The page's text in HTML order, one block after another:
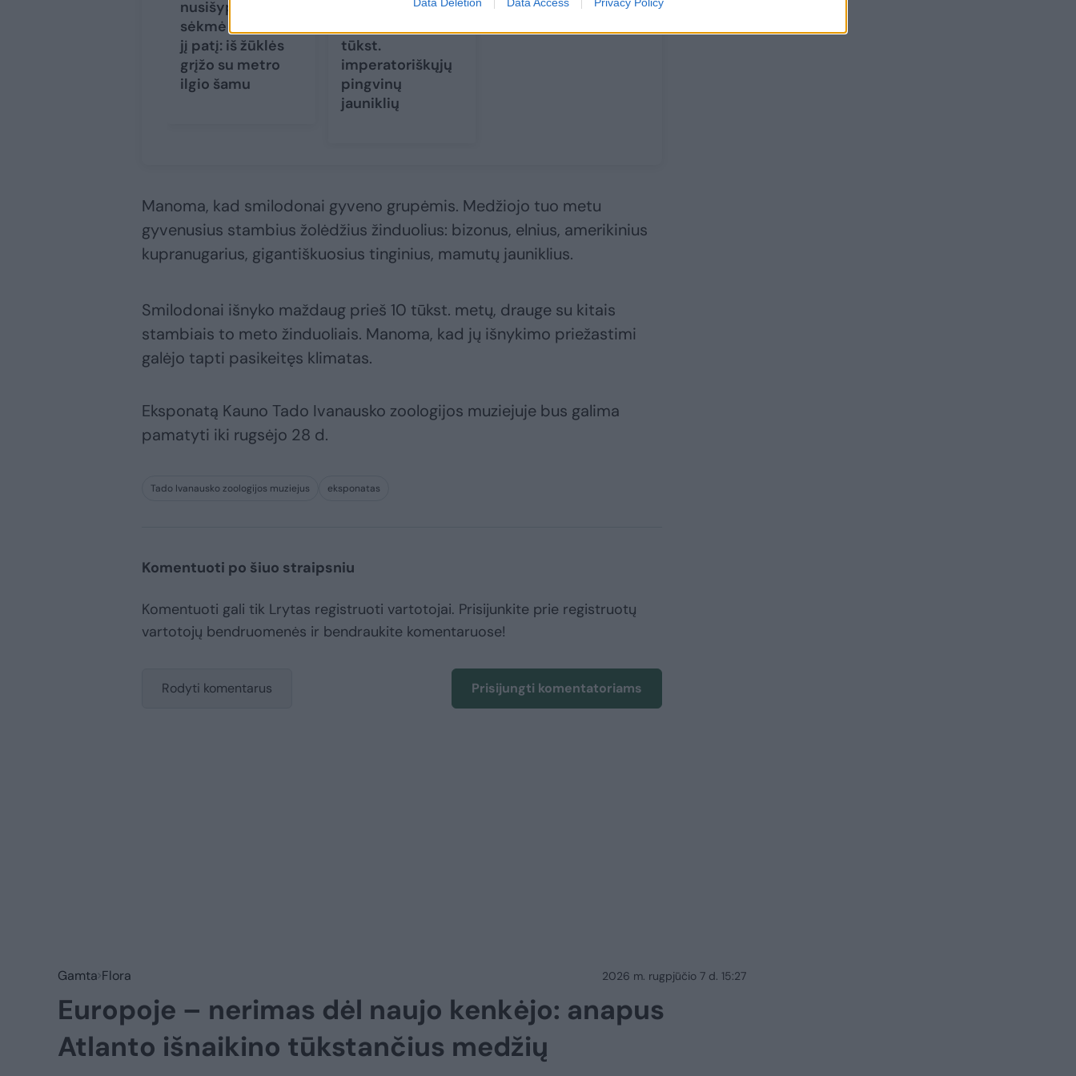
nusišypsojusi
sėkmė nustebino
jį patį: iš žūklės
grįžo su metro
ilgio šamu
Antarktidoje –
tūkst.
imperatoriškųjų
pingvinų
jauniklių
Manoma, kad smilodonai gyveno grupėmis. Medžiojo tuo metu
gyvenusius stambius žolėdžius žinduolius: bizonus, elnius, amerikinius
kupranugarius, gigantiškuosius tinginius, mamutų jauniklius.
Smilodonai išnyko maždaug prieš 10 tūkst. metų, drauge su kitais
stambiais to meto žinduoliais. Manoma, kad jų išnykimo priežastimi
galėjo tapti pasikeitęs klimatas.
Eksponatą Kauno Tado Ivanausko zoologijos muziejuje bus galima
pamatyti iki rugsėjo 28 d.
Tado Ivanausko zoologijos muziejus eksponatas
Komentuoti po šiuo straipsniu
Komentuoti gali tik Lrytas registruoti vartotojai. Prisijunkite prie registruotų
vartotojų bendruomenės ir bendraukite komentaruose!
Rodyti komentarus Prisijungti komentatoriams
Gamta Flora 2026 m. rugpjūčio 7 d. 15:27
Europoje – nerimas dėl naujo kenkėjo: anapus
Atlanto išnaikino tūkstančius medžių